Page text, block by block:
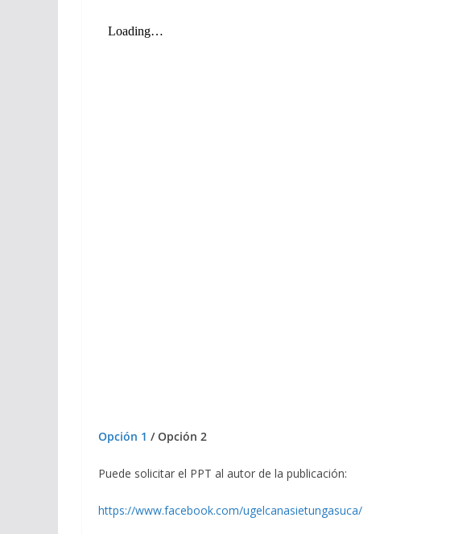
Opción 1 / Opción 2
Puede solicitar el PPT al autor de la publicación:
https://www.facebook.com/ugelcanasietungasuca/